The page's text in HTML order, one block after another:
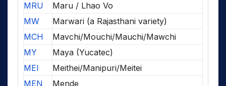
MRU
Maru / Lhao Vo
MW
Marwari (a Rajasthani variety)
MCH
Mavchi/Mouchi/Mauchi/Mawchi
MY
Maya (Yucatec)
MEI
Meithei/Manipuri/Meitei
MEN
Mende